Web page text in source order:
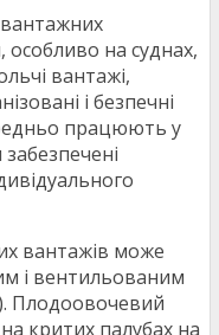
особливо на суднах,
вантажі,
і безпечні
працюють у
вантажів може
і вентильованим
Плодоовочевий
критих палубах на